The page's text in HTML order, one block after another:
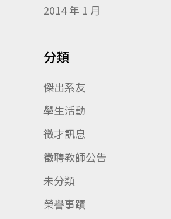
2014 年 1 月
分類
傑出系友
學生活動
徵才訊息
徵聘教師公告
未分類
榮譽事蹟